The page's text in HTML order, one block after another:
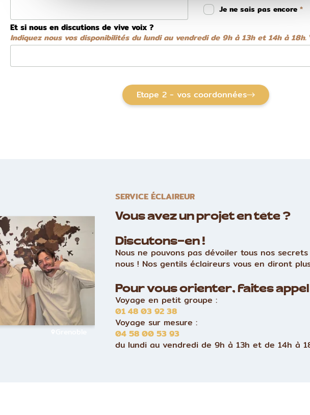
Je ne sais pas encore
Et si nous en discutions de vive voix ?
Indiquez nous vos disponibilités du lundi au vendredi de 9h à 13h et 14h à 18h.
Etape 2 - vos coordonnées
Grenoble
SERVICE ÉCLAIREUR
Vous avez un projet en tête ?
Discutons-en !
Nous ne pouvons pas dévoiler tous nos
nous ! Nos gentils éclaireurs vous en diront
Pour vous orienter, faites appel
Voyage en petit groupe :
01 48 03 92 38
Voyage sur mesure :
04 58 00 53 93
du lundi au vendredi de 9h à 13h et de 14h à